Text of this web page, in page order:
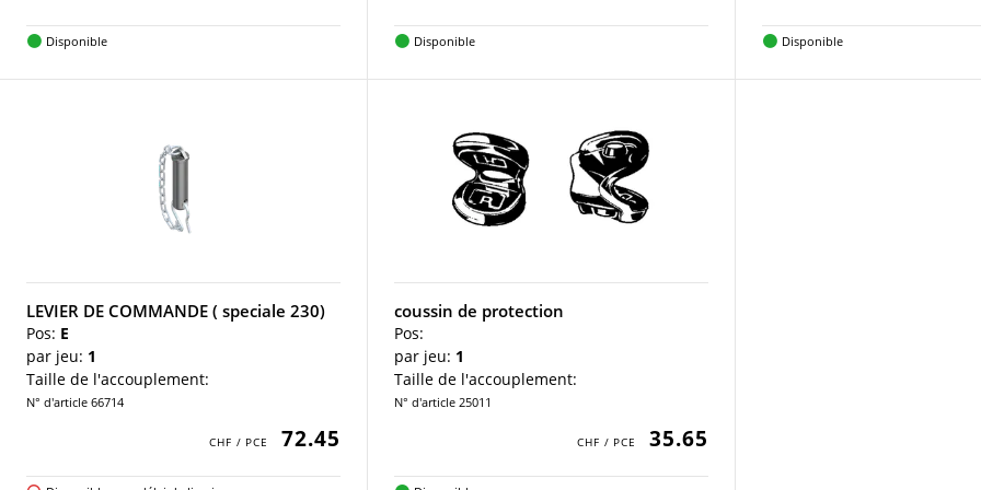
Disponible Disponible Disponible
LEVIER DE COMMANDE ( speciale 230)
Pos: E
par jeu: 1
Taille de l'accouplement:
N° d'article 66714
72.45
coussin de protection
Pos:
par jeu: 1
Taille de l'accouplement:
N° d'article 25011
35.65